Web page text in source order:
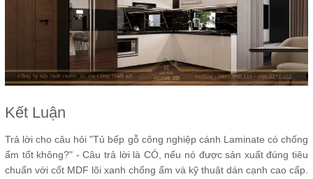
Kết Luận
Trả lời cho câu hỏi "Tủ bếp gỗ công nghiệp cánh Laminate có chống
ẩm tốt không?" - Câu trả lời là CÓ, nếu nó được sản xuất đúng tiêu
chuẩn với cốt MDF lõi xanh chống ẩm và kỹ thuật dán cạnh cao cấp.